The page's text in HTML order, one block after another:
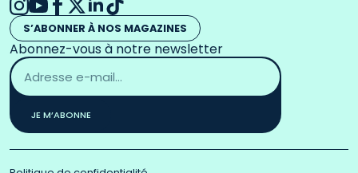
S’ABONNER À NOS MAGAZINES
Abonnez-vous à notre newsletter
Adresse
email
*
JE M’ABONNE